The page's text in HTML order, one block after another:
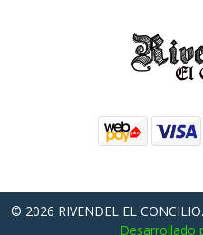
© 2026 RIVENDEL EL
Desarrollado